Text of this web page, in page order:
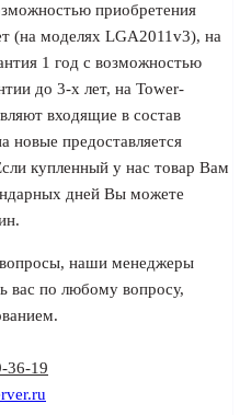
приобретения
(на моделях LGA2011v3), на
1 год с возможностью
до 3-х лет, на Tower-
входящие в состав
новые предоставляется
купленный у нас товар Вам
дней Вы можете
вопросы, наши менеджеры
вас по любому вопросу,
36-19